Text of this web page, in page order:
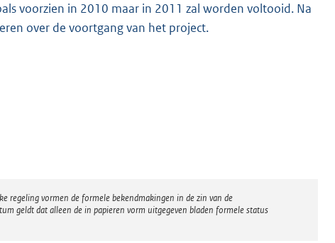
voorzien in 2010 maar in 2011 zal worden voltooid. Na
over de voortgang van het project.
regeling vormen de formele bekendmakingen in de zin van de
geldt dat alleen de in papieren vorm uitgegeven bladen formele status